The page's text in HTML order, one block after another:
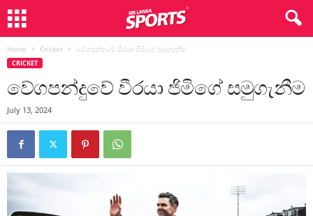
Home Cricket වේගපන්දුවේ වීරයා ජිමිගේ සමුගැනීම
CRICKET
වේගපන්දුවේ වීරයා ජිමිගේ සමුගැනීම
July 13, 2024